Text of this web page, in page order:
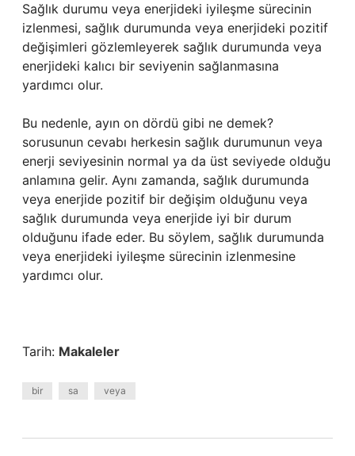
Sağlık durumu veya enerjideki iyileşme sürecinin
izlenmesi, sağlık durumunda veya enerjideki pozitif
değişimleri gözlemleyerek sağlık durumunda veya
enerjideki kalıcı bir seviyenin sağlanmasına
yardımcı olur.
Bu nedenle, ayın on dördü gibi ne demek?
sorusunun cevabı herkesin sağlık durumunun veya
enerji seviyesinin normal ya da üst seviyede olduğu
anlamına gelir. Aynı zamanda, sağlık durumunda
veya enerjide pozitif bir değişim olduğunu veya
sağlık durumunda veya enerjide iyi bir durum
olduğunu ifade eder. Bu söylem, sağlık durumunda
veya enerjideki iyileşme sürecinin izlenmesine
yardımcı olur.
Tarih: Makaleler
bir sa veya